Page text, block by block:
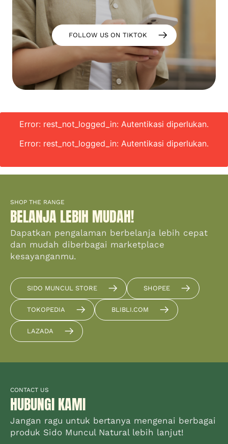
FOLLOW US ON TIKTOK
Error: rest_not_logged_in: Autentikasi diperlukan.
Error: rest_not_logged_in: Autentikasi diperlukan.
SHOP THE RANGE
BELANJA LEBIH MUDAH!
Dapatkan pengalaman berbelanja lebih cepat
dan mudah diberbagai marketplace
kesayanganmu.
SIDO MUNCUL STORE SHOPEE
TOKOPEDIA BLIBLI.COM
LAZADA
CONTACT US
HUBUNGI KAMI
Jangan ragu untuk bertanya mengenai berbagai
produk Sido Muncul Natural lebih lanjut!